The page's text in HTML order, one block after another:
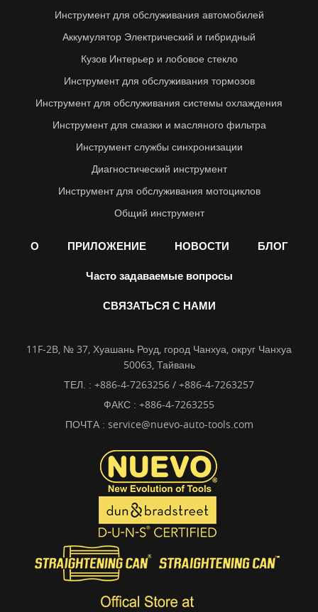
Инструмент для обслуживания автомобилей
Аккумулятор Электрический и гибридный
Кузов Интерьер и лобовое стекло
Инструмент для обслуживания тормозов
Инструмент для обслуживания системы охлаждения
Инструмент для смазки и масляного фильтра
Инструмент службы синхронизации
Диагностический инструмент
Инструмент для обслуживания мотоциклов
Общий инструмент
О ПРИЛОЖЕНИЕ НОВОСТИ БЛОГ
Часто задаваемые вопросы
СВЯЗАТЬСЯ С НАМИ
11F-2B, № 37, Хуашань Роуд, город Чанхуа, округ Чанхуа
50063, Тайвань
ТЕЛ. : +886-4-7263256 / +886-4-7263257
ФАКС : +886-4-7263255
ПОЧТА : service@nuevo-auto-tools.com